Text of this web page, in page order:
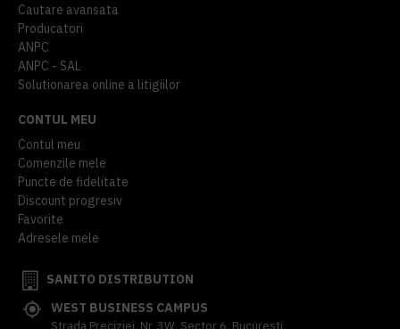
Cautare avansata
Producatori
ANPC
ANPC - SAL
Solutionarea online a litigiilor
CONTUL MEU
Contul meu
Comenzile mele
Puncte de fidelitate
Discount progresiv
Favorite
Adresele mele
SANITO DISTRIBUTION
WEST BUSINESS CAMPUS
Strada Preciziei, Nr, 3W, Sector 6, Bucuresti